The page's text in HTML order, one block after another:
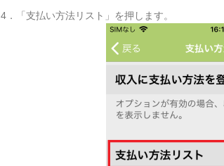
4．「支払い方法リスト」を押します。